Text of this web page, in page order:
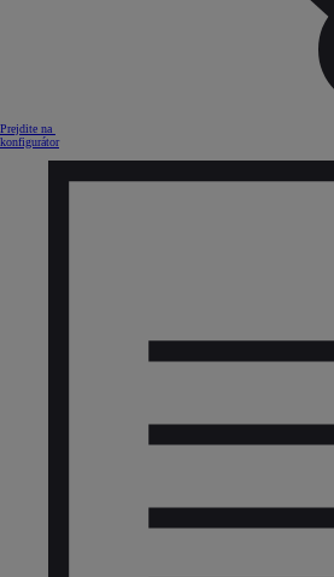
Prejdite na
konfigurátor